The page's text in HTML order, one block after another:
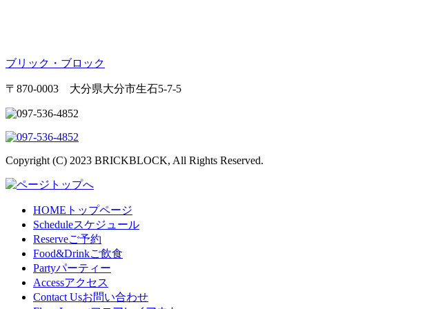
ブリック・ブロック
〒870-0003 大分県大分市生石5-7-5
Copyright (C) 2023 BRICKBLOCK, All Rights Reserved.
HOME トップページ
Scheduleスケジュール
Reserveご予約
Food&Drinkご飲食
Partyパーティー
Accessアクセス
Contact Usお問い合わせ